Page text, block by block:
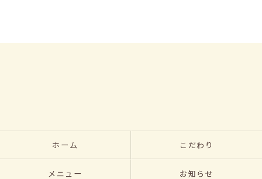
ホーム こだわり
メニュー お知らせ